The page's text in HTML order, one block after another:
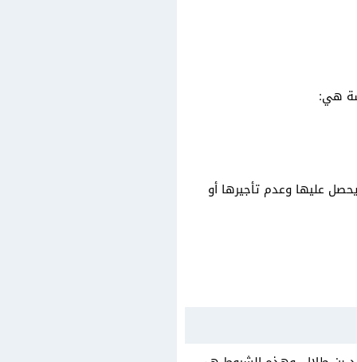
هي:
عليها وعدم تأجيرها أو